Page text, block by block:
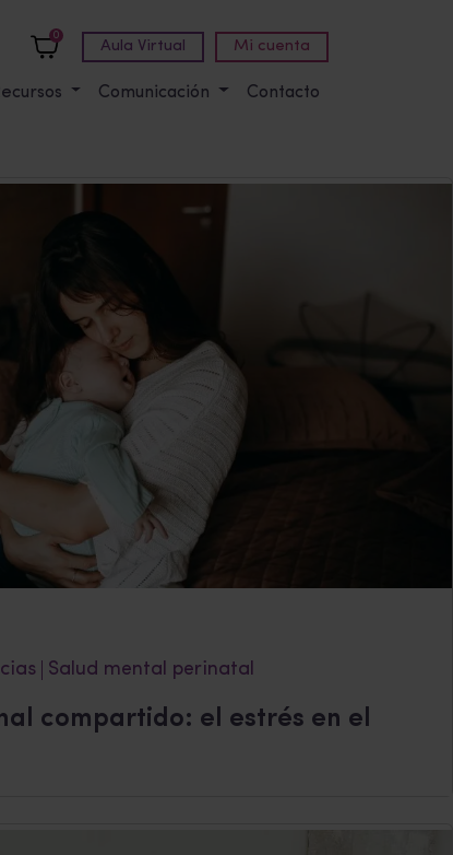
0
Aula Virtual Mi cuenta
Comunicación Contacto
Salud mental perinatal
compartido: el estrés en el